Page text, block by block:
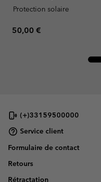
Protection solaire
Regular price:
50,00 €
(+)33159500000
Service client
Formulaire de contact
Retours
Rétractation